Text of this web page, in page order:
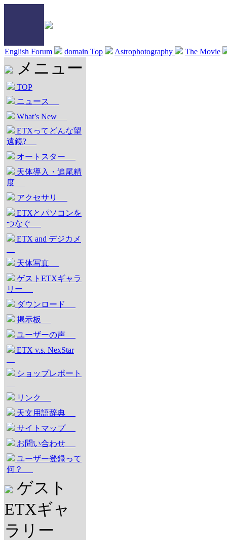
English Forum domain Top Astrophotography The Movie
メニュー
TOP
ニュース
What’s New
ETXってどんな望
遠鏡?
オートスター
天体導入・追尾精
度
アクセサリ
ETXとパソコンを
つなぐ
ETX and デジカメ
天体写真
ゲストETXギャラ
リー
ダウンロード
掲示板
ユーザーの声
ETX v.s. NexStar
ショップレポート
リンク
天文用語辞典
サイトマップ
お問い合わせ
ユーザー登録って
何？
ゲスト
ETXギャ
ラリー